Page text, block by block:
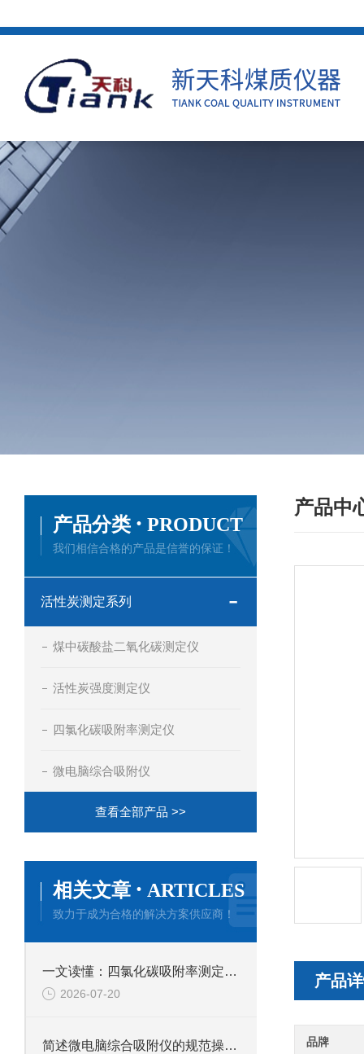
产品中
产品
品牌
产品分类 · PRODUCT
我们相信合格的产品是信誉的保证！
活性炭测定系列
煤中碳酸盐二氧化碳测定仪
活性炭强度测定仪
四氯化碳吸附率测定仪
微电脑综合吸附仪
查看全部产品 >>
相关文章 · ARTICLES
致力于成为合格的解决方案供应商！
一文读懂：四氯化碳吸附率测定仪的正确使用方法与避坑技巧
2026-07-20
简述微电脑综合吸附仪的规范操作流程